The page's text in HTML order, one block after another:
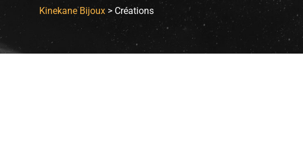
Kinekane Bijoux > Créations